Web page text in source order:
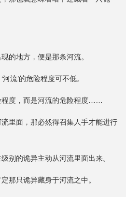
的地方，便是那条河流。
流’的危险程度可不低。
程度，而是河流的危险程度……
里面，那必然得召集人手才能进行
别的诡异主动从河流里面出来。
那只诡异藏身于河流之中。